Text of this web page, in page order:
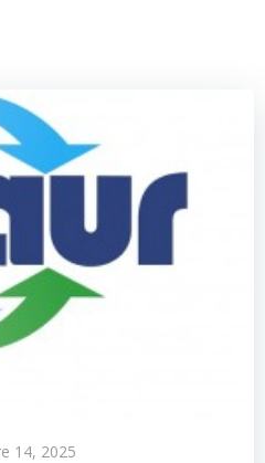
14, 2025